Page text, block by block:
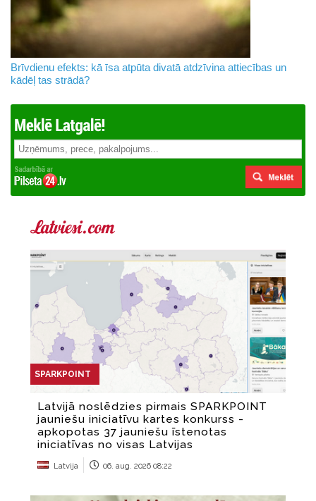
Brīvdienu efekts: kā īsa atpūta divatā atdzīvina attiecības un
kādēļ tas strādā?